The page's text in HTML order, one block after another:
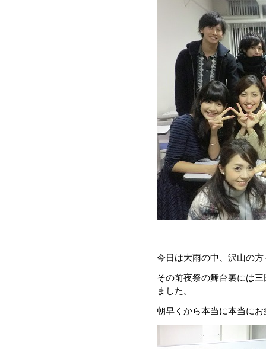
今日は大雨の中、沢山の
その前夜祭の舞台裏には
ました。
朝早くから本当に本当に